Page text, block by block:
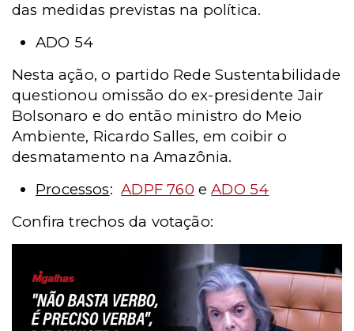
das medidas previstas na política.
ADO 54
Nesta ação, o partido Rede Sustentabilidade
questionou omissão do ex-presidente Jair
Bolsonaro e do então ministro do Meio
Ambiente, Ricardo Salles, em coibir o
desmatamento na Amazônia.
Processos:ADPF 760 eADO 54
Confira trechos da votação: